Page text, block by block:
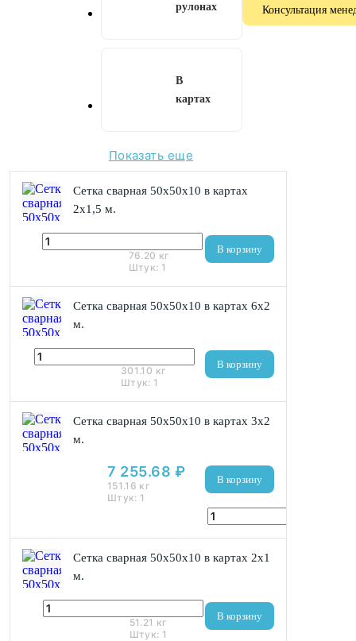
рулонах
В
картах
Показать еще
Консультация
Сетка сварная 50х50x10 в картах
2х1,5 м.
В корзину
76.20 кг
Штук: 1
Сетка сварная 50х50x10 в картах 6х2
м.
В корзину
301.10 кг
Штук: 1
Сетка сварная 50х50x10 в картах 3х2
м.
В корзину
7 255.68 ₽
151.16 кг
Штук: 1
Сетка сварная 50х50x10 в картах 2х1
м.
В корзину
51.21 кг
Штук: 1